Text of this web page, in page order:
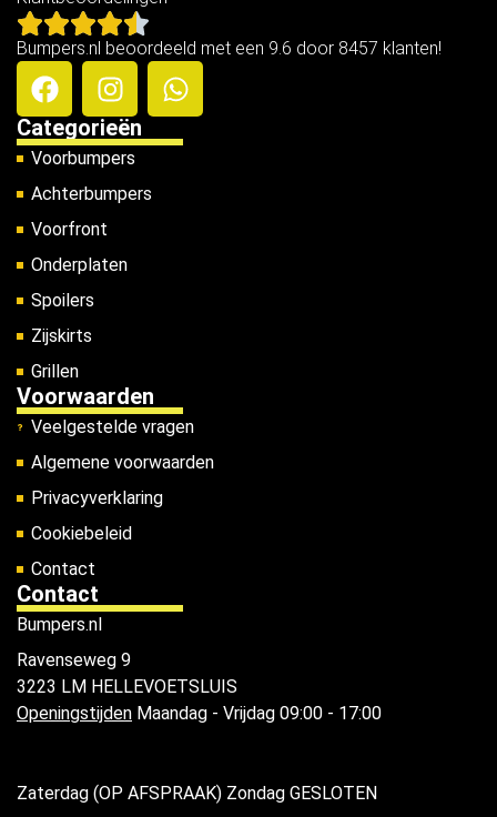
Bumpers.nl beoordeeld met een 9.6 door 8457 klanten!
Categorieën
Voorbumpers
Achterbumpers
Voorfront
Onderplaten
Spoilers
Zijskirts
Grillen
Voorwaarden
Veelgestelde vragen
Algemene voorwaarden
Privacyverklaring
Cookiebeleid
Contact
Contact
Bumpers.nl
Ravenseweg 9
3223 LM HELLEVOETSLUIS
Openingstijden Maandag - Vrijdag 09:00 - 17:00
Zaterdag (OP AFSPRAAK) Zondag GESLOTEN